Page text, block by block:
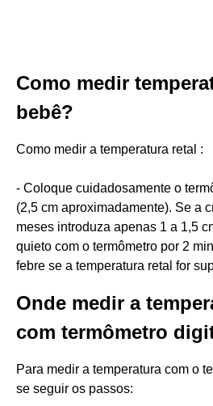
Como medir
bebê?
Como medir a temperatura retal :
- Coloque cuidadosamente o
(2,5 cm aproximadamente). Se a
meses introduza apenas 1 a 1,5
quieto com o termômetro por 2
febre se a temperatura retal for
Onde medir a
com termômetro
Para medir a temperatura com o
se seguir os passos: